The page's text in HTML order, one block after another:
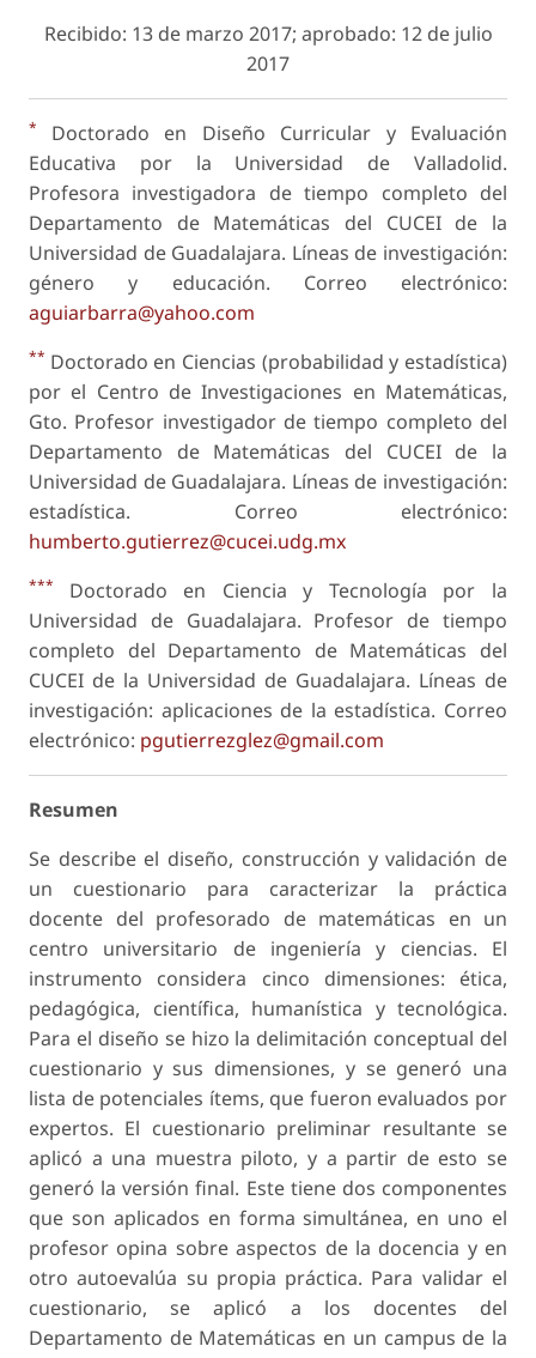
Recibido: 13 de marzo 2017; aprobado: 12 de julio
2017
*
Doctorado en Diseño Curricular y Evaluación
Educativa por la Universidad de Valladolid.
Profesora investigadora de tiempo completo del
Departamento de Matemáticas del CUCEI de la
Universidad de Guadalajara. Líneas de investigación:
género y educación. Correo electrónico:
aguiarbarra@yahoo.com
** Doctorado en Ciencias (probabilidad y estadística)
por el Centro de Investigaciones en Matemáticas,
Gto. Profesor investigador de tiempo completo del
Departamento de Matemáticas del CUCEI de la
Universidad de Guadalajara. Líneas de investigación:
estadística. Correo electrónico:
humberto.gutierrez@cucei.udg.mx
***
Doctorado en Ciencia y Tecnología por la
Universidad de Guadalajara. Profesor de tiempo
completo del Departamento de Matemáticas del
CUCEI de la Universidad de Guadalajara. Líneas de
investigación: aplicaciones de la estadística. Correo
electrónico: pgutierrezglez@gmail.com
Resumen
Se describe el diseño, construcción y validación de
un cuestionario para caracterizar la práctica
docente del profesorado de matemáticas en un
centro universitario de ingeniería y ciencias. El
instrumento considera cinco dimensiones: ética,
pedagógica, científica, humanística y tecnológica.
Para el diseño se hizo la delimitación conceptual del
cuestionario y sus dimensiones, y se generó una
lista de potenciales ítems, que fueron evaluados por
expertos. El cuestionario preliminar resultante se
aplicó a una muestra piloto, y a partir de esto se
generó la versión final. Este tiene dos componentes
que son aplicados en forma simultánea, en uno el
profesor opina sobre aspectos de la docencia y en
otro autoevalúa su propia práctica. Para validar el
cuestionario, se aplicó a los docentes del
Departamento de Matemáticas en un campus de la